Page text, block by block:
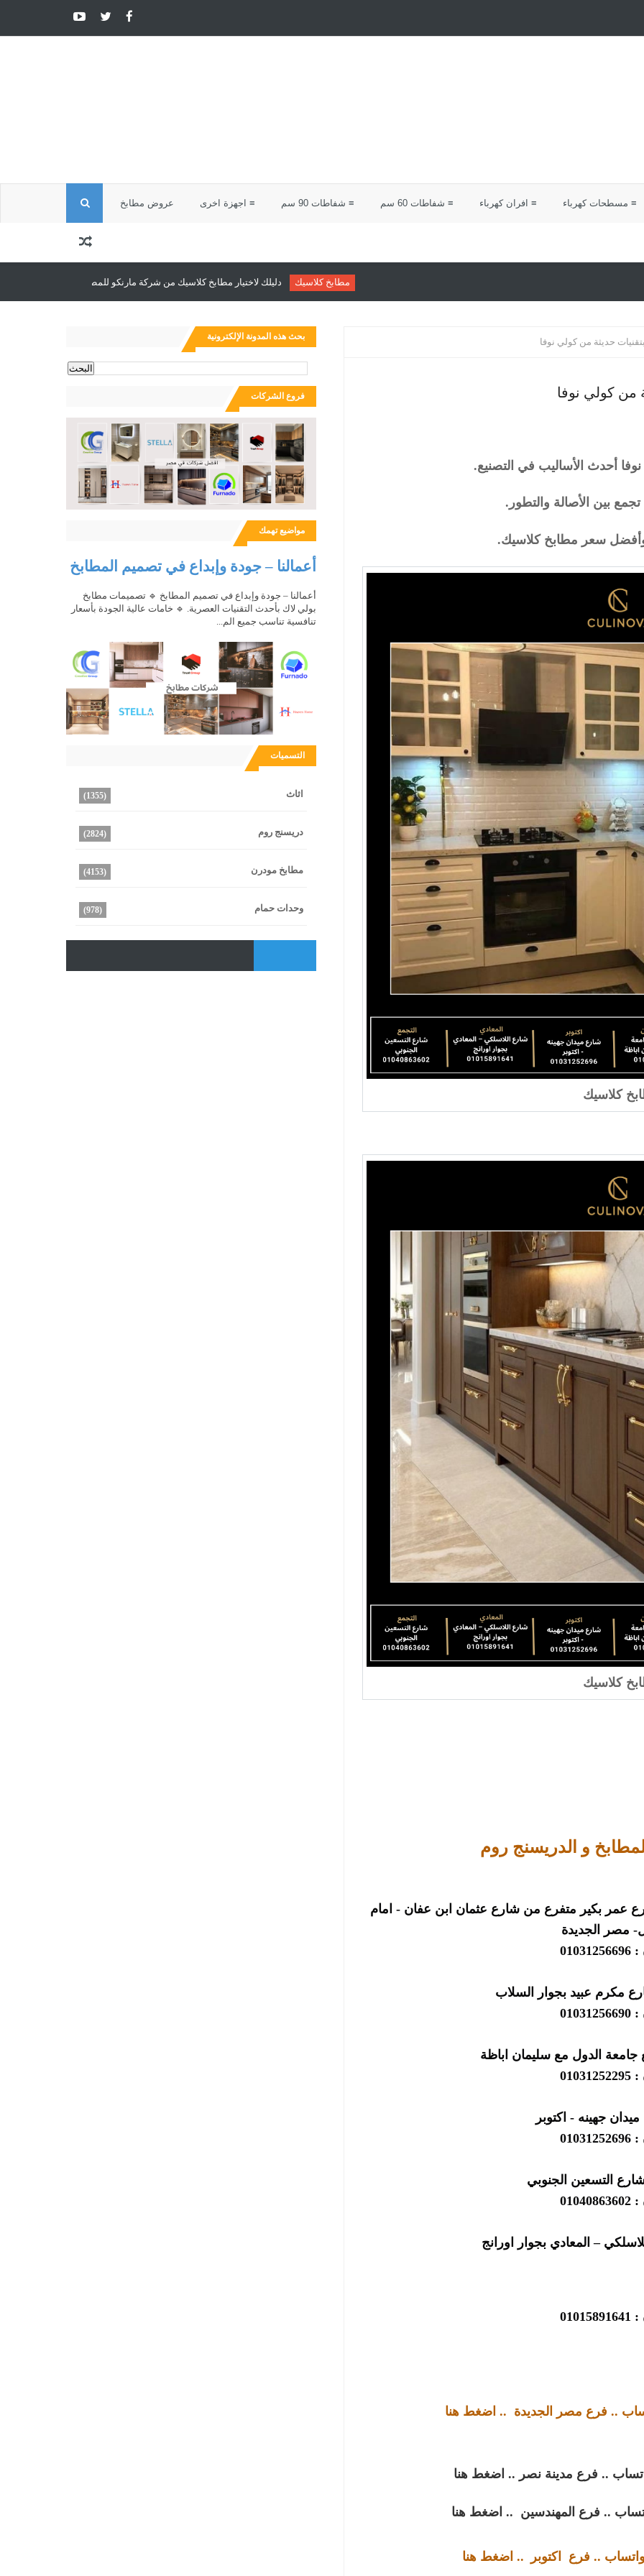
≡ مسطحات كهرباء ≡ افران كهرباء ≡ شفاطات 60 سم ≡ شفاطات 90 سم ≡ اجهزة اخرى عروض مطابخ ا
ل
ث
دليلك لاختيار مطابخ كلاسيك من شركة مارنكو للمطابخ والدريسنج روم
حديثة من كولي نوفا
من كولي نوفا
أحدث الأساليب في التصنيع.
بين الأصالة والتطور.
وأفضل سعر مطابخ كلاسيك.
كلاسيك
كلاسيك
و الدريسنج روم
: فرع مصر الجديدة : ٢٢ شارع عمر بكير متفرع من شارع عثمان ابن عفان - امام
مصر الجديدة
مكرم عبيد بجوار السلاب
الدول مع سليمان اباظة
جهينه - اكتوبر
التسعين الجنوبي
– المعادي بجوار اورانج
.. فرع مصر الجديدة .. اضغط هنا
.. فرع مدينة نصر .. اضغط هنا
.. فرع المهندسين .. اضغط هنا
.. فرع اكتوبر .. اضغط هنا
بحث هذه المدونة الإلكترونية
فروع الشركات
مواضيع تهمك
أعمالنا – جودة وإبداع في تصميم المطابخ
أعمالنا – جودة وإبداع في تصميم المطابخ 🔹 تصميمات مطابخ
بولي لاك بأحدث التقنيات العصرية. 🔹 خامات عالية الجودة بأسعار
تنافسية تناسب جميع الم...
التسميات
اثاث (1355)
دريسنج روم (2824)
مطابخ مودرن (4153)
وحدات حمام (978)